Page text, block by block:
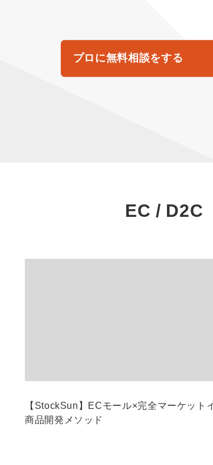
プロに無料相談をする
EC / D2C
【StockSun】ECモール×完全マーケット
商品開発メソッド